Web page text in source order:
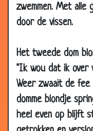
zwemmen. Met alle
door de vissen.
Het tweede dom
"Ik wou dat ik over
Weer zwaait de
domme blondje
heel even op blijft
30 Jan 2003
Domme
29 Jan 2003
Dom
Hersenen
24 Jan 2003
WC
22 Jan 2003
Benzine
22 Jan 2003
M&M's
14 Jan 2003
GSM